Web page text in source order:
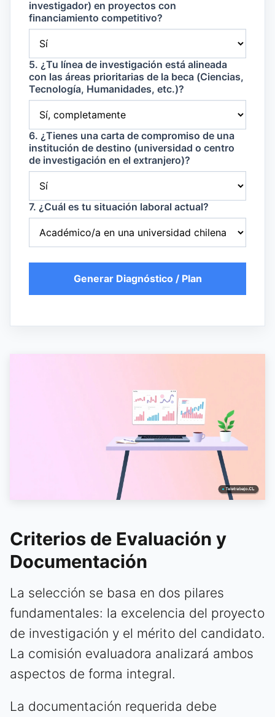
investigador) en proyectos con
financiamiento competitivo?
5. ¿Tu línea de investigación está alineada
con las áreas prioritarias de la beca (Ciencias,
Tecnología, Humanidades, etc.)?
6. ¿Tienes una carta de compromiso de una
institución de destino (universidad o centro
de investigación en el extranjero)?
7. ¿Cuál es tu situación laboral actual?
Generar Diagnóstico / Plan
Criterios de Evaluación y
Documentación
La selección se basa en dos pilares
fundamentales: la excelencia del proyecto
de investigación y el mérito del candidato.
La comisión evaluadora analizará ambos
aspectos de forma integral.
La documentación requerida debe